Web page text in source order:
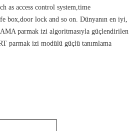
as access control system,time
box,door lock and so on. Dünyanın en iyi,
parmak izi algoritmasıyla güçlendirilen
parmak izi modülü güçlü tanımlama